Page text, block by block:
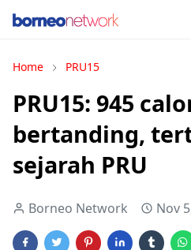
Home PRU15
PRU15: 945
bertanding,
sejarah PRU
Borneo Network Nov